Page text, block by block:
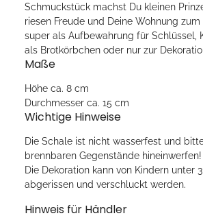
Schmuckstück machst Du kleinen
riesen Freude und Deine Wohnung
super als Aufbewahrung für Schlüssel,
als Brotkörbchen oder nur zur
Maße
Höhe ca. 8 cm
Durchmesser ca. 15 cm
Wichtige Hinweise
Die Schale ist nicht wasserfest und
brennbaren Gegenstände hineinwerfen!
Die Dekoration kann von Kindern unter
abgerissen und verschluckt werden.
Hinweis für Händler